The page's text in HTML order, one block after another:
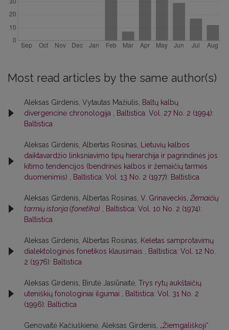
Most read articles by the same author(s)
Aleksas Girdenis, Vytautas Mažiulis,
Baltų kalbų
divergencinė chronologija
Baltistica: Vol. 27 No. 2 (1994):
Baltistica
Aleksas Girdenis, Albertas Rosinas,
Lietuvių kalbos
daiktavardžio linksniavimo tipų hierarchija ir pagrindinės jos
kitimo tendencijos (bendrinės kalbos ir žemaičių tarmės
duomenimis)
Baltistica: Vol. 13 No. 2 (1977): Baltistica
Aleksas Girdenis, Albertas Rosinas, V. Grinaveckis, Žemaičių
tarmių istorija (fonetika)
Baltistica: Vol. 10 No. 2 (1974):
Baltistica
Aleksas Girdenis, Albertas Rosinas,
Keletas samprotavimų
dialektologinės fonetikos klausimais
Baltistica: Vol. 12 No.
2 (1976): Baltistica
Aleksas Girdenis, Birutė Jasiūnaitė, Trys rytų aukštaičių
uteniškių fonologiniai ilgumai
Baltistica: Vol. 31 No. 2
(1996): Baltictica
Genovaitė Kačiuškienė, Aleksas Girdenis, „Žiemgališkoji“